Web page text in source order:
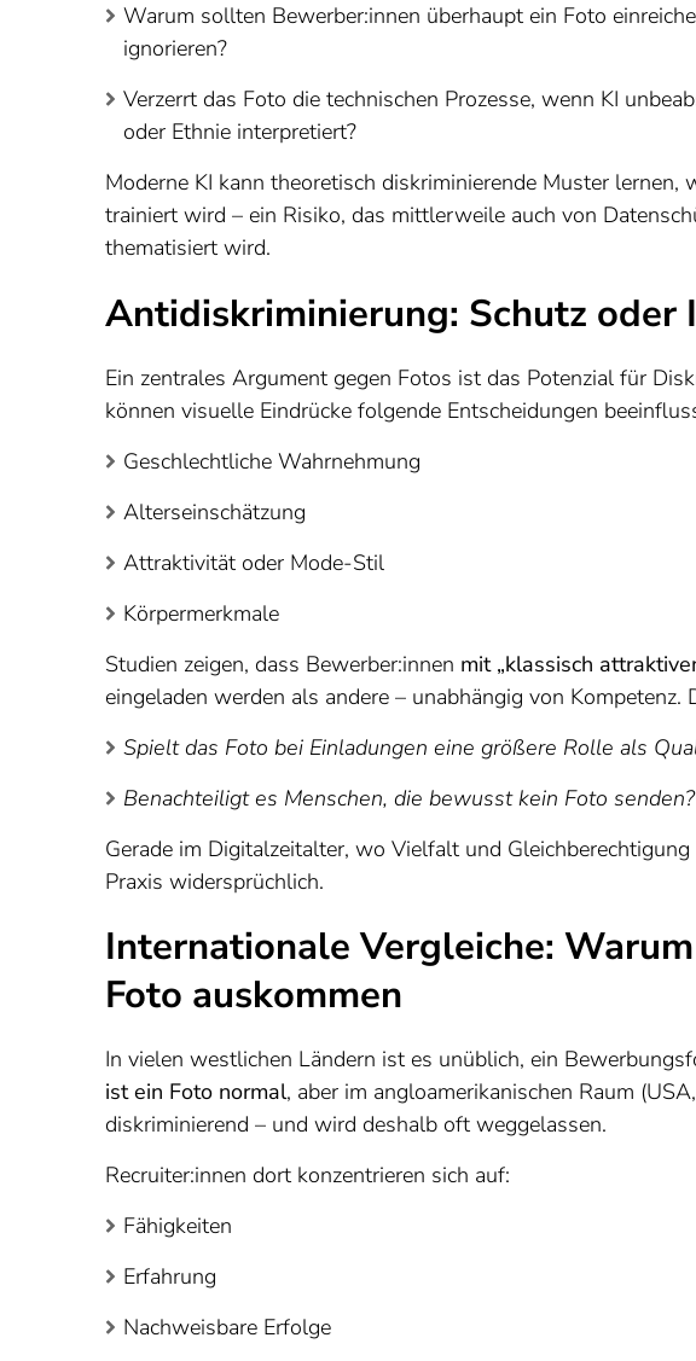
Warum sollten Bewerber:innen überhaupt ein Foto
ignorieren?
Verzerrt das Foto die technischen Prozesse, wenn KI
oder Ethnie interpretiert?
Moderne KI kann theoretisch diskriminierende Muster lernen,
trainiert wird – ein Risiko, das mittlerweile auch von
thematisiert wird.
Antidiskriminierung: Schutz oder
Ein zentrales Argument gegen Fotos ist das Potenzial für
können visuelle Eindrücke folgende Entscheidungen
Geschlechtliche Wahrnehmung
Alterseinschätzung
Attraktivität oder Mode-Stil
Körpermerkmale
Studien zeigen, dass Bewerber:innen mit „klassisch
eingeladen werden als andere – unabhängig von Kompetenz.
Spielt das Foto bei Einladungen eine größere Rolle als
Benachteiligt es Menschen, die bewusst kein Foto senden?
Gerade im Digitalzeitalter, wo Vielfalt und
Praxis widersprüchlich.
Internationale Vergleiche:
Foto auskommen
In vielen westlichen Ländern ist es unüblich, ein
ist ein Foto normal, aber im angloamerikanischen Raum
diskriminierend – und wird deshalb oft weggelassen.
Recruiter:innen dort konzentrieren sich auf:
Fähigkeiten
Erfahrung
Nachweisbare Erfolge